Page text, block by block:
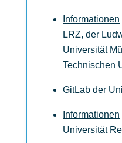
Informationen
LRZ, der
Universität
Technischen
GitLab der
Informationen
Universität